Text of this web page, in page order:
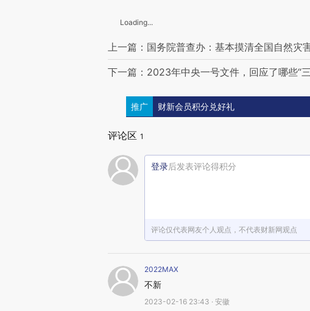
Loading...
上一篇：国务院普查办：基本摸清全国自然灾
下一篇：2023年中央一号文件，回应了哪些“
推广 财新会员积分兑好礼
评论区 1
登录后发表评论得积分
评论仅代表网友个人观点，不代表财新网观点
2022MAX
不新
2023-02-16 23:43 · 安徽